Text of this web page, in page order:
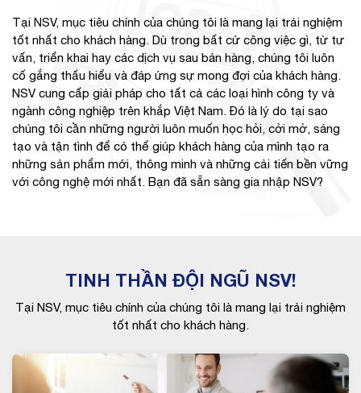
Tại NSV, mục tiêu chính của chúng tôi là mang lại trải nghiệm
tốt nhất cho khách hàng. Dù trong bất cứ công việc gì, từ tư
vấn, triển khai hay các dịch vụ sau bán hàng, chúng tôi luôn
cố gắng thấu hiểu và đáp ứng sự mong đợi của khách hàng.
NSV cung cấp giải pháp cho tất cả các loại hình công ty và
ngành công nghiệp trên khắp Việt Nam. Đó là lý do tại sao
chúng tôi cần những người luôn muốn học hỏi, cởi mở, sáng
tạo và tận tình để có thể giúp khách hàng của mình tạo ra
những sản phẩm mới, thông minh và những cải tiến bền vững
với công nghệ mới nhất. Bạn đã sẵn sàng gia nhập NSV?
TINH THẦN ĐỘI NGŨ NSV!
Tại NSV, mục tiêu chính của chúng tôi là mang lại trải nghiệm
tốt nhất cho khách hàng.